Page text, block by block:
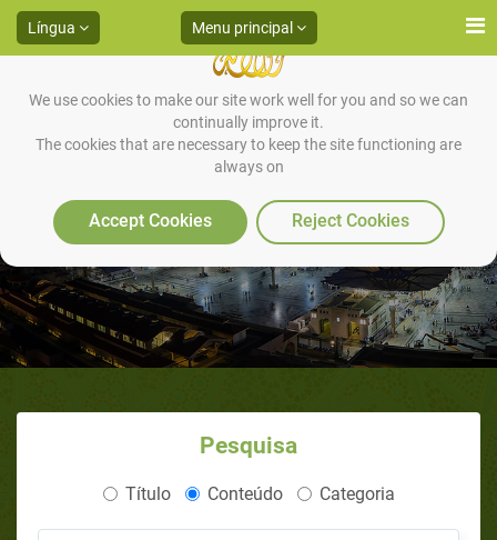
We use cookies to make our site work well for you and so we can
continually improve it.
The cookies that are necessary to keep the site functioning are
always on
Accept Cookies Reject Cookies
Língua Menu principal
HADITH 14
Pesquisa
Título Conteúdo Categoria